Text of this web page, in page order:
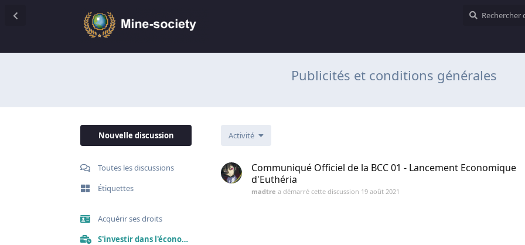
Publicités et conditions générales
Nouvelle discussion
Toutes les discussions
Étiquettes
Acquérir ses droits
S'investir dans l'économie
Activité
Communiqué Officiel de la BCC 01 - Lancement Economique
d'Euthéria
madtre a démarré cette discussion 19 août 2021